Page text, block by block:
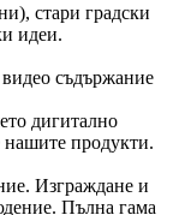
стари градски
идеи.
съдържание
дигитално
нашите продукти.
Изграждане и
Пълна гама